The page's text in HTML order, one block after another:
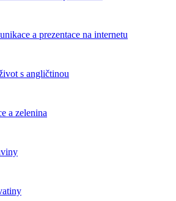
a prezentace na internetu
s angličtinou
a zelenina